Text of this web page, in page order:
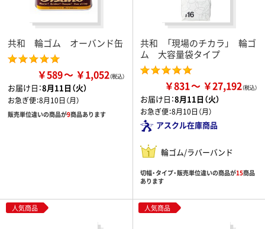
共和 輪ゴム オーバンド缶
￥589 ￥1,052
お届け日：8月11日（火）
お急ぎ便：8月10日（月）
販売単位違いの商品が9商品あります
共和 「現場のチカラ」 輪ゴ
ム 大容量袋タイプ
￥831 ￥27,192
お届け日：8月11日（火）
お急ぎ便：8月10日（月）
アスクル在庫商品
輪ゴム/ラバーバンド
切幅・タイプ・販売単位違いの商品が15商品
あります
人気商品 人気商品